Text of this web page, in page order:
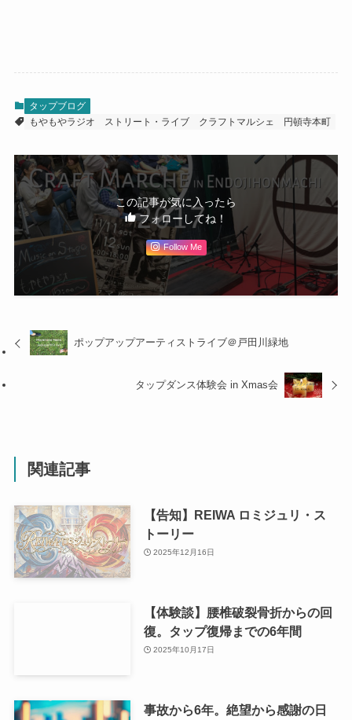
タップブログ
もやもやラジオ
ストリート・ライブ クラフトマルシェ 円頓寺本町
この記事が気に入ったら
フォローしてね！
Follow Me
ポップアップアーティストライブ＠戸田川緑地
タップダンス体験会 in Xmas会
関連記事
【告知】REIWA ロミジュリ・ス
トーリー
2025年12月16日
【体験談】腰椎破裂骨折からの回
復。タップ復帰までの6年間
2025年10月17日
事故から6年。絶望から感謝の日